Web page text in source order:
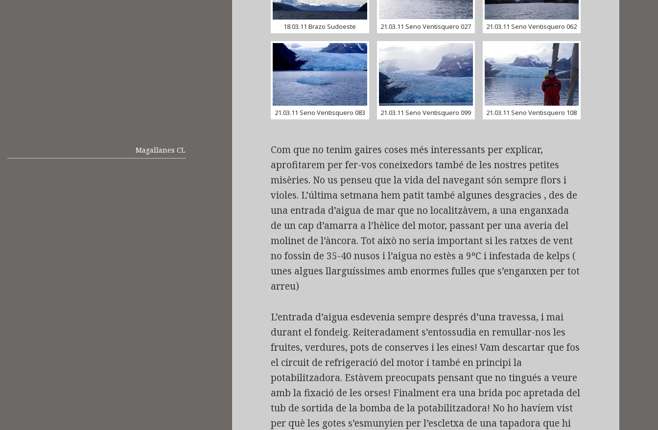
Magallanes CL
18.03.11 Brazo Sudoeste 21.03.11 Seno Ventisquero 027 21.03.11 Seno Ventisquero 062
21.03.11 Seno Ventisquero 083 21.03.11 Seno Ventisquero 099 21.03.11 Seno Ventisquero 108
Com que no tenim gaires coses més interessants per explicar,
aprofitarem per fer-vos coneixedors també de les nostres petites
misèries. No us penseu que la vida del navegant són sempre flors i
violes. L’última setmana hem patit també algunes desgracies , des de
una entrada d’aigua de mar que no localitzàvem, a una enganxada
de un cap d’amarra a l’hèlice del motor, passant per una averia del
molinet de l’àncora. Tot això no seria important si les ratxes de vent
no fossin de 35-40 nusos i l’aigua no estès a 9ºC i infestada de kelps (
unes algues llarguíssimes amb enormes fulles que s’enganxen per tot
arreu)
L’entrada d’aigua esdevenia sempre després d’una travessa, i mai
durant el fondeig. Reiteradament s’entossudia en remullar-nos les
fruites, verdures, pots de conserves i les eines! Vam descartar que fos
el circuit de refrigeració del motor i també en principi la
potabilitzadora. Estàvem preocupats pensant que no tingués a veure
amb la fixació de les orses! Finalment era una brida poc apretada del
tub de sortida de la bomba de la potabilitzadora! No ho havíem vist
per què les gotes s’esmunyien per l’escletxa de una tapadora que hi